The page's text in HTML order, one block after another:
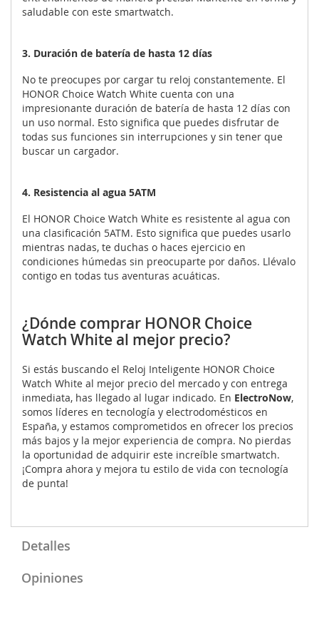
saludable con este smartwatch.
3. Duración de batería de hasta 12 días
No te preocupes por cargar tu reloj constantemente. El
HONOR Choice Watch White cuenta con una
impresionante duración de batería de hasta 12 días con
un uso normal. Esto significa que puedes disfrutar de
todas sus funciones sin interrupciones y sin tener que
buscar un cargador.
4. Resistencia al agua 5ATM
El HONOR Choice Watch White es resistente al agua con
una clasificación 5ATM. Esto significa que puedes usarlo
mientras nadas, te duchas o haces ejercicio en
condiciones húmedas sin preocuparte por daños. Llévalo
contigo en todas tus aventuras acuáticas.
¿Dónde comprar HONOR Choice
Watch White al mejor precio?
Si estás buscando el Reloj Inteligente HONOR Choice
Watch White al mejor precio del mercado y con entrega
inmediata, has llegado al lugar indicado. En ElectroNow,
somos líderes en tecnología y electrodomésticos en
España, y estamos comprometidos en ofrecer los precios
más bajos y la mejor experiencia de compra. No pierdas
la oportunidad de adquirir este increíble smartwatch.
¡Compra ahora y mejora tu estilo de vida con tecnología
de punta!
Detalles
Opiniones